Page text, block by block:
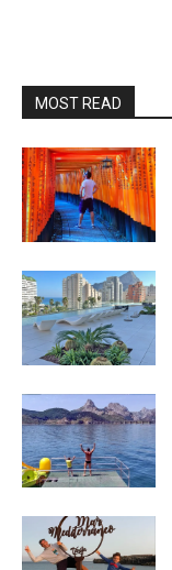
MOST READ